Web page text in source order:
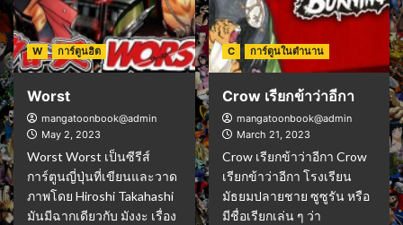
W การ์ตูนฮิต
Worst
mangatoonbook@admin
May 2, 2023
Worst Worst เป็นซีรีส์
การ์ตูนญี่ปุ่นที่เขียนและวาด
ภาพโดย Hiroshi Takahashi
มันมีฉากเดียวกับ มังงะ เรื่อง
C การ์ตูนในตำนาน
Crow เรียกข้าว่าอีกา
mangatoonbook@admin
March 21, 2023
Crow เรียกข้าว่าอีกา Crow
เรียกข้าว่าอีกา โรงเรียน
มัธยมปลายชาย ซูซูรัน หรือ
มีชื่อเรียกเล่น ๆ ว่า